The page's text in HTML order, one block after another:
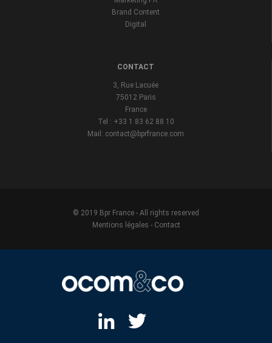
Brand Content
Digital
CONTACT
3, Rue Lacuée
75012 Paris
France
Tel : +33 1 83 62 88 10
Mail: contact@bprfrance.com
© 2019 Bpr France - All rights reserved
Mentions légales - Contact